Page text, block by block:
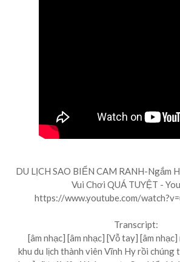
DU LỊCH SAO BIỂN CAM RANH-Ngắm
Vui Chơi QUÁ TUYỆT -
https://www.youtube.com/
Transcript:
[âm nhạc] [âm nhạc] [Vỗ tay] [âm
khu du lịch thành viên Vĩnh Hy rồi chúng